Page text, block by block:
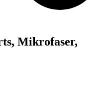
Mikrofaser,